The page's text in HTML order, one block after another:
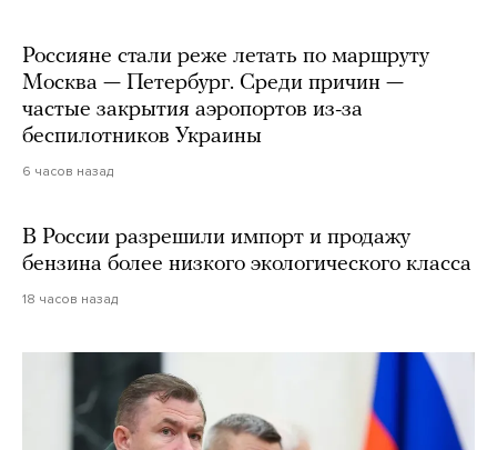
Россияне стали реже летать по маршруту
Москва — Петербург. Среди причин —
частые закрытия аэропортов из-за
беспилотников Украины
6 часов назад
В России разрешили импорт и продажу
бензина более низкого экологического класса
18 часов назад